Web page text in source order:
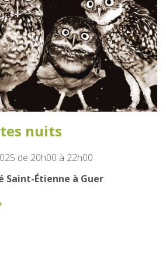
nuits
de 20h00 à 22h00
Saint-Étienne à Guer